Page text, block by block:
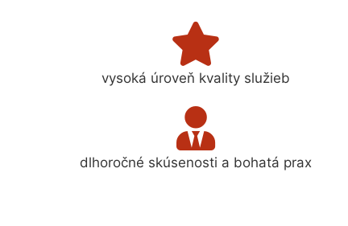
vysoká úroveň kvality služieb
dlhoročné skúsenosti a bohatá prax